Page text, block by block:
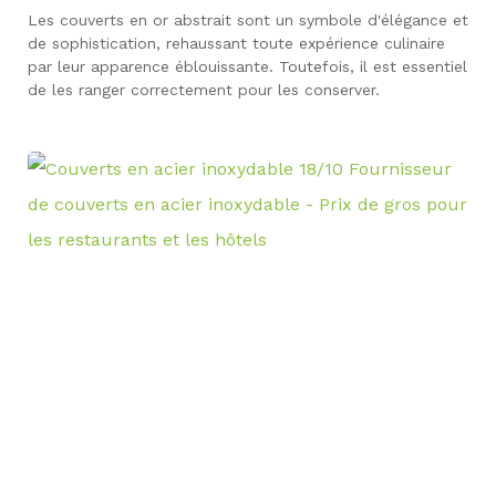
Les couverts en or abstrait sont un symbole d'élégance et
de sophistication, rehaussant toute expérience culinaire
par leur apparence éblouissante. Toutefois, il est essentiel
de les ranger correctement pour les conserver.